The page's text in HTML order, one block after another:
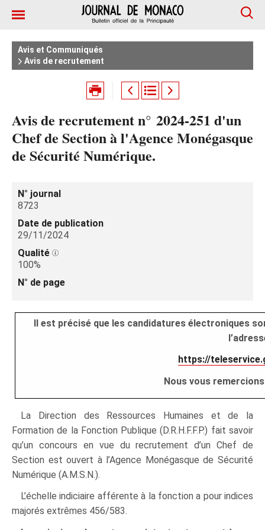
Avis et Communiqués
Avis de recrutement
Avis de recrutement n° 2024‑251 d'un
Chef de Section à l'Agence Monégasque
de Sécurité Numérique.
N° journal
8723
Date de publication
29/11/2024
Qualité
100%
N° de page
Il est précisé que les candidatures électroniques
https://
Nous vous
La Direction des Ressources Humaines et de la
Formation de la Fonction Publique (D.R.H.F.F.P.) fait savoir
qu’un concours en vue du recrutement d’un Chef de
Section est ouvert à l’Agence Monégasque de Sécurité
Numérique (A.M.S.N.).
L’échelle indiciaire afférente à la fonction a pour indices
majorés extrêmes 456/583.